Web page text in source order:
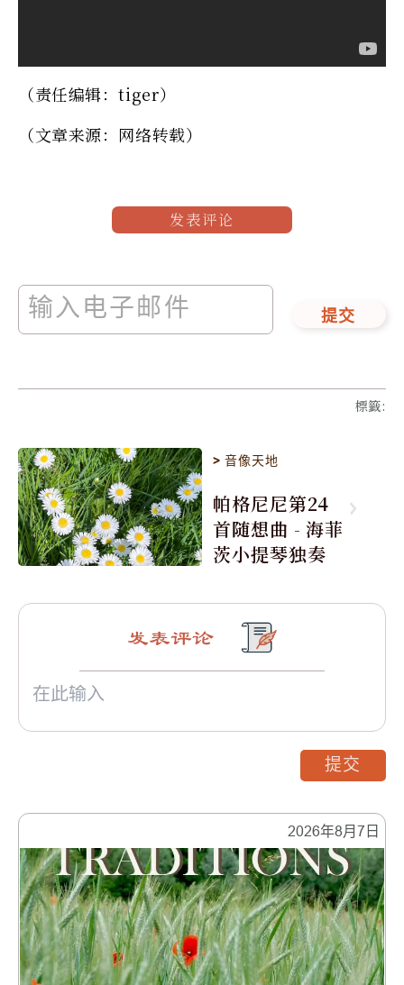
（责任编辑：tiger）
（文章来源：网络转载）
发表评论
提交
標籤:
>音像天地
帕格尼尼第24
首随想曲 - 海菲
茨小提琴独奏
2026年8月7日
发表评论
提交